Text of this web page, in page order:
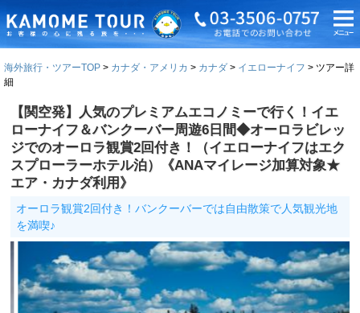
海外旅行・ツアーTOP カナダ・アメリカ カナダ イエローナイフ
ツアー詳
細
【関空発】人気のプレミアムエコノミーで行く！イエ
ローナイフ＆バンクーバー周遊6日間◆オーロラビレッ
ジでのオーロラ観賞2回付き！（イエローナイフはエク
スプローラーホテル泊）《ANAマイレージ加算対象★
エア・カナダ利用》
オーロラ観賞2回付き！バンクーバーでは自由散策で人気観光地
を満喫♪